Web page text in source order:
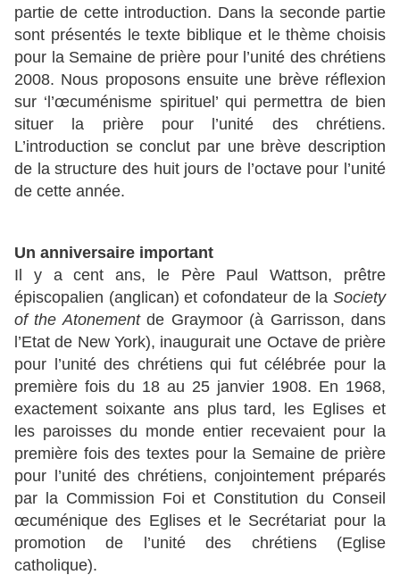
partie de cette introduction. Dans la seconde partie
sont présentés le texte biblique et le thème choisis
pour la Semaine de prière pour l’unité des chrétiens
2008. Nous proposons ensuite une brève réflexion
sur ‘l’œcuménisme spirituel’ qui permettra de bien
situer la prière pour l’unité des chrétiens.
L’introduction se conclut par une brève description
de la structure des huit jours de l’octave pour l’unité
de cette année.
Un anniversaire important
Il y a cent ans, le Père Paul Wattson, prêtre
épiscopalien (anglican) et cofondateur de la Society
of the Atonementde Graymoor (à Garrisson, dans
l’Etat de New York), inaugurait une Octave de prière
pour l’unité des chrétiens qui fut célébrée pour la
première fois du 18 au 25 janvier 1908. En 1968,
exactement soixante ans plus tard, les Eglises et
les paroisses du monde entier recevaient pour la
première fois des textes pour la Semaine de prière
pour l’unité des chrétiens, conjointement préparés
par la Commission Foi et Constitution du Conseil
œcuménique des Eglises et le Secrétariat pour la
promotion de l’unité des chrétiens (Eglise
catholique).